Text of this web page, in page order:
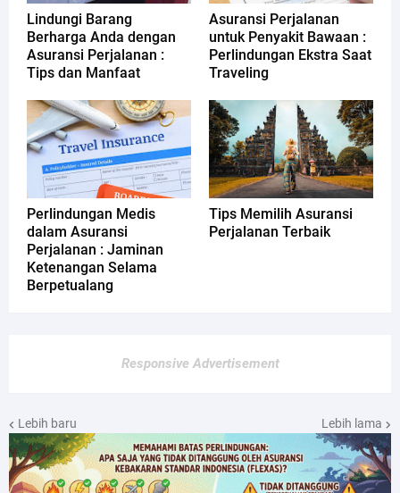
Lindungi Barang
Berharga Anda dengan
Asuransi Perjalanan :
Tips dan Manfaat
Asuransi Perjalanan
untuk Penyakit Bawaan :
Perlindungan Ekstra Saat
Traveling
Perlindungan Medis
dalam Asuransi
Perjalanan : Jaminan
Ketenangan Selama
Berpetualang
Tips Memilih Asuransi
Perjalanan Terbaik
Responsive Advertisement
Lebih baru Lebih lama